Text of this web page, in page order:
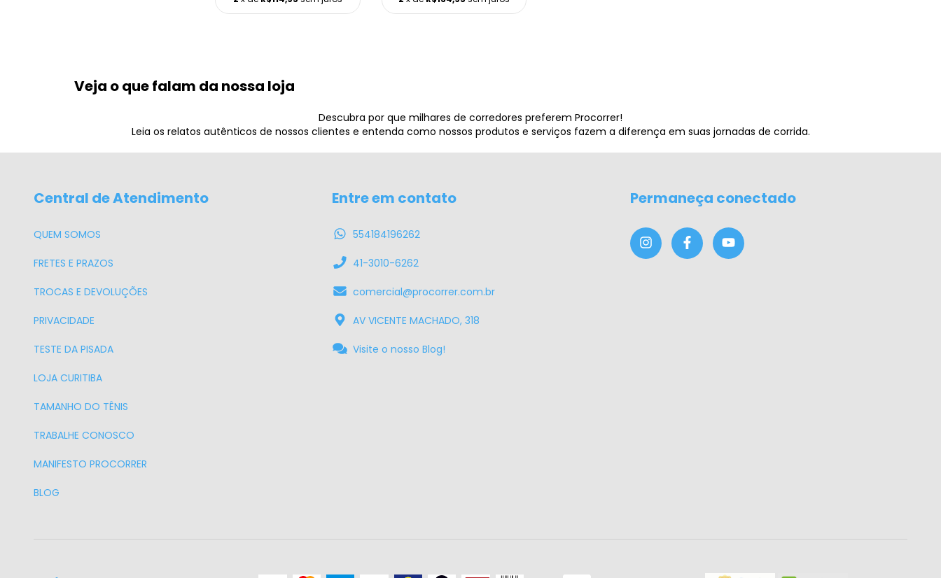
Veja o que falam da nossa loja
Descubra por que milhares de corredores preferem Procorrer!
Leia os relatos autênticos de nossos clientes e entenda como nossos produtos e serviços fazem a diferença em suas jornadas de corrida.
Central de Atendimento
QUEM SOMOS
FRETES E PRAZOS
TROCAS E DEVOLUÇÕES
PRIVACIDADE
TESTE DA PISADA
LOJA CURITIBA
TAMANHO DO TÊNIS
TRABALHE CONOSCO
MANIFESTO PROCORRER
BLOG
Entre em contato
554184196262
41-3010-6262
comercial@procorrer.com.br
AV VICENTE MACHADO, 318
Visite o nosso Blog!
Permaneça conectado